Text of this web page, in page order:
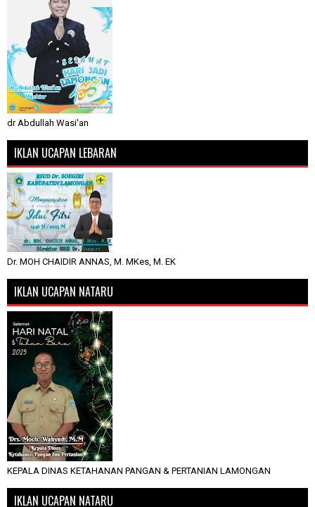
dr Abdullah Wasi'an
IKLAN UCAPAN LEBARAN
Dr. MOH CHAIDIR ANNAS, M. MKes, M. EK
IKLAN UCAPAN NATARU
KEPALA DINAS KETAHANAN PANGAN & PERTANIAN LAMONGAN
IKLAN UCAPAN NATARU